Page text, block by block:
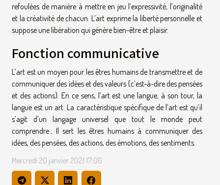
refoulées de manière à mettre en jeu l’expressivité, l’originalité
et la créativité de chacun. L’art exprime la liberté personnelle et
suppose une libération qui génère bien-être et plaisir.
Fonction communicative
L’art est un moyen pour les êtres humains de transmettre et de
communiquer des idées et des valeurs (c’est-à-dire des pensées
et des actions). En ce sens, l’art est une langue, à son tour, la
langue est un art. La caractéristique spécifique de l’art est qu’il
s’agit d’un langage universel que tout le monde peut
comprendre ; Il sert les êtres humains à communiquer des
idées, des pensées, des actions, des émotions, des sentiments.
Mercredi 20 janvier 2021 17:06